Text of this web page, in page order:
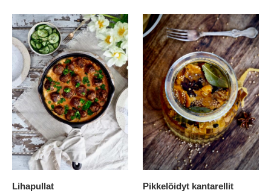
Lihapullat
Pikkelöidyt kantarellit